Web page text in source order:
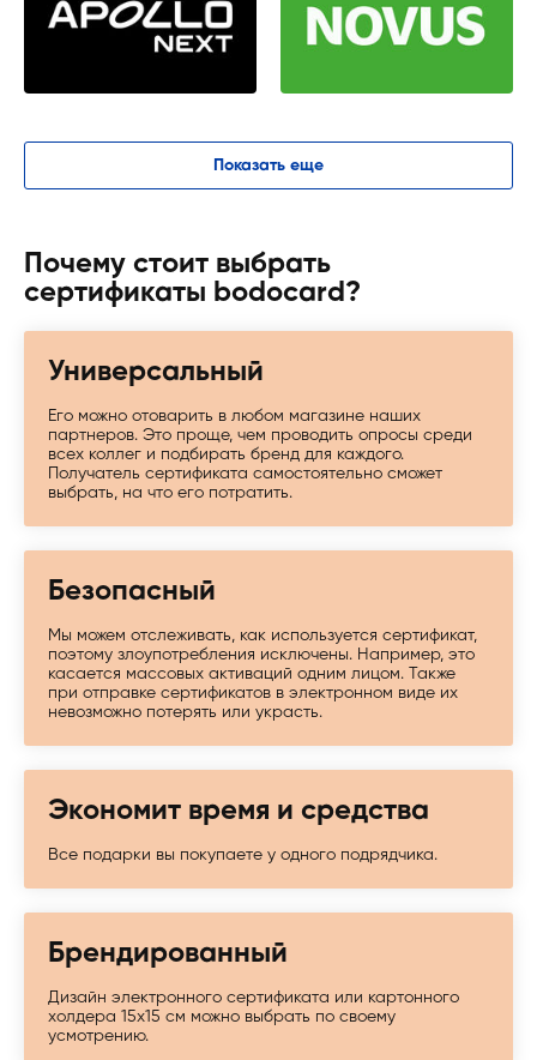
Показать еще
Почему стоит выбрать
сертификаты bodocard?
Универсальный
Его можно отоварить в любом магазине наших
партнеров. Это проще, чем проводить опросы среди
всех коллег и подбирать бренд для каждого.
Получатель сертификата самостоятельно сможет
выбрать, на что его потратить.
Безопасный
Мы можем отслеживать, как используется сертификат,
поэтому злоупотребления исключены. Например, это
касается массовых активаций одним лицом. Также
при отправке сертификатов в электронном виде их
невозможно потерять или украсть.
Экономит время и средства
Все подарки вы покупаете у одного подрядчика.
Брендированный
Дизайн электронного сертификата или картонного
холдера 15х15 см можно выбрать по своему
усмотрению.